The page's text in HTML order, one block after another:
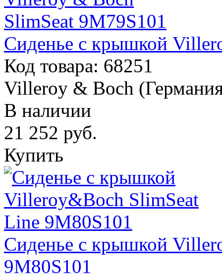
Сиденье с крышкой
Код товара: 68251
Villeroy & Boch
В наличии
21 252 руб.
Купить
Сиденье с крышкой
9M80S101